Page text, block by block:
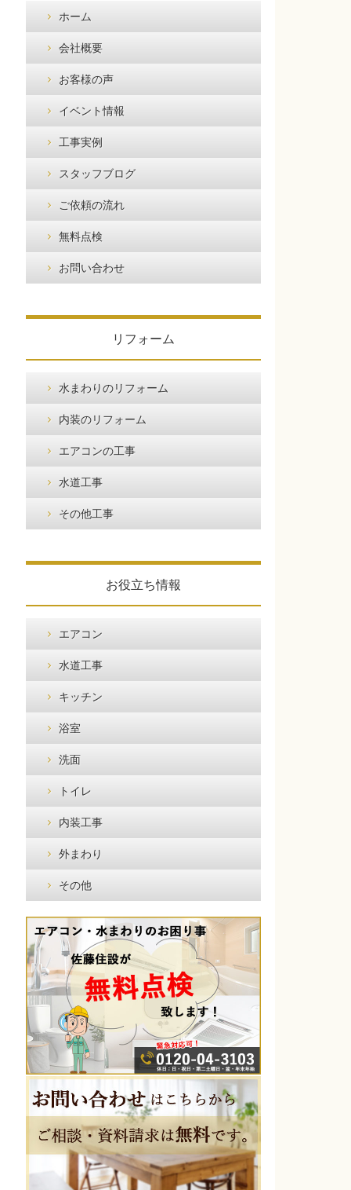
ホーム
会社概要
お客様の声
イベント情報
工事実例
スタッフブログ
ご依頼の流れ
無料点検
お問い合わせ
リフォーム
水まわりのリフォーム
内装のリフォーム
エアコンの工事
水道工事
その他工事
お役立ち情報
エアコン
水道工事
キッチン
浴室
洗面
トイレ
内装工事
外まわり
その他